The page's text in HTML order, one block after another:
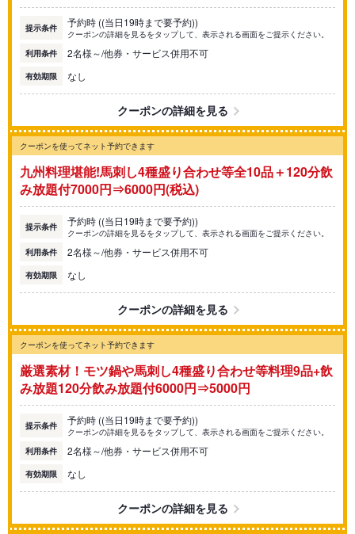
提示条件 予約時 ((当日19時まで要予約))
クーポンの詳細を見るをタップして、表示される画面をご提示ください。
利用条件
2名様～/他券・サービス併用不可
有効期限 なし
クーポンの詳細を見る
クーポンを使ってネット予約できます
九州料理堪能!馬刺し4種盛り合わせ等全10品＋120分飲
み放題付7000円⇒6000円(税込)
提示条件 予約時 ((当日19時まで要予約))
クーポンの詳細を見るをタップして、表示される画面をご提示ください。
利用条件
2名様～/他券・サービス併用不可
有効期限 なし
クーポンの詳細を見る
クーポンを使ってネット予約できます
厳選素材！モツ鍋や馬刺し4種盛り合わせ等料理9品+飲
み放題120分飲み放題付6000円⇒5000円
提示条件 予約時 ((当日19時まで要予約))
クーポンの詳細を見るをタップして、表示される画面をご提示ください。
利用条件
2名様～/他券・サービス併用不可
有効期限 なし
クーポンの詳細を見る